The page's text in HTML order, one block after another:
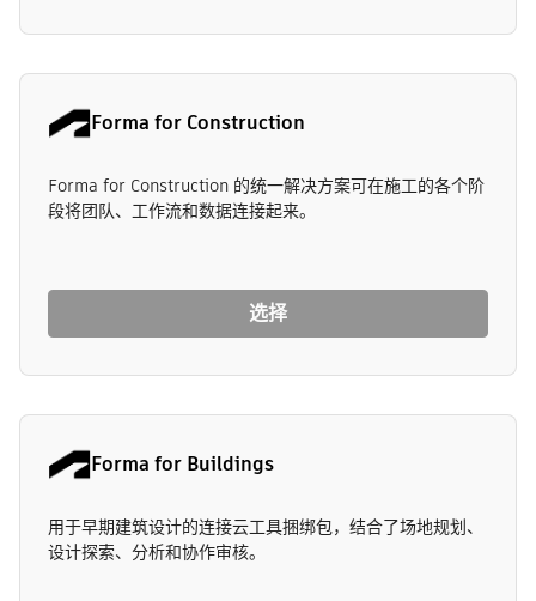
Forma for Construction
Forma for Construction 的统一解决方案可在施工的各个阶
段将团队、工作流和数据连接起来。
选择
Forma for Buildings
用于早期建筑设计的连接云工具捆绑包，结合了场地规划、
设计探索、分析和协作审核。